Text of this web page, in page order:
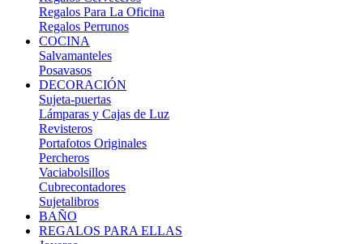
Regalos Para La Oficina
Regalos Perrunos
COCINA
Salvamanteles
Posavasos
DECORACIÓN
Sujeta-puertas
Lámparas y Cajas de Luz
Revisteros
Portafotos Originales
Percheros
Vaciabolsillos
Cubrecontadores
Sujetalibros
BAÑO
REGALOS PARA ELLAS